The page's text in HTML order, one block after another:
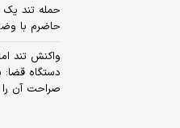
حمله تند
حاضرم با
واکنش تند
دستگاه
صراحت آن را